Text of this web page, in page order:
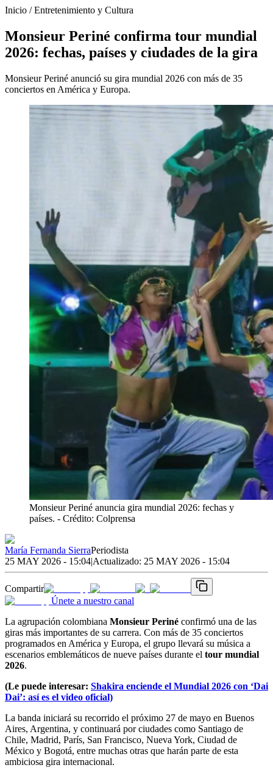
Inicio /Entretenimiento y Cultura
Monsieur Periné confirma tour mundial
2026: fechas, países y ciudades de la gira
Monsieur Periné anunció su gira mundial 2026 con más de 35
conciertos en América y Europa.
Monsieur Periné anuncia gira mundial 2026: fechas y
países. - Crédito: Colprensa
María Fernanda SierraPeriodista
25 MAY 2026 - 15:04|Actualizado: 25 MAY 2026 - 15:04
Compartir
Únete a nuestro canal
La agrupación colombiana Monsieur Periné confirmó una de las
giras más importantes de su carrera. Con más de 35 conciertos
programados en América y Europa, el grupo llevará su música a
escenarios emblemáticos de nueve países durante el tour mundial
2026.
(Le puede interesar: Shakira enciende el Mundial 2026 con ‘Dai
Dai’: así es el video oficial)
La banda iniciará su recorrido el próximo 27 de mayo en Buenos
Aires, Argentina, y continuará por ciudades como Santiago de
Chile, Madrid, París, San Francisco, Nueva York, Ciudad de
México y Bogotá, entre muchas otras que harán parte de esta
ambiciosa gira internacional.